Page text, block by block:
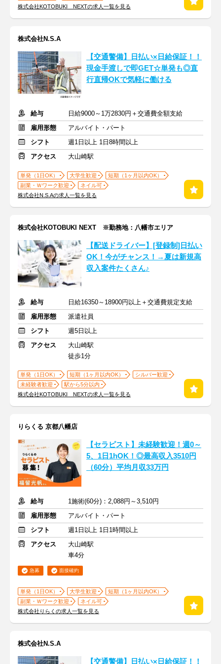
株式会社KOTOBUKI NEXTの求人一覧を見る
株式会社N.S.A
【交通警備】日払い×日給保証！！
現金手渡しで即GET☆単発も◎直
行直帰OKで気軽に働ける
給与
日給9000～1万2830円＋交通費全額支給
雇用形態
アルバイト・パート
シフト
週1日以上 1日8時間以上
アクセス
大山崎駅
単発（1日OK） 大学生歓迎
短期（1ヶ月以内OK）
副業・Ｗワーク歓迎
ネイル可
株式会社N.S.Aの求人一覧を見る
株式会社KOTOBUKI NEXT ※勤務地：八幡市エリア
【配送ドライバー】[登録制]日払い
OK！今がチャンス！→夏は新規高
収入案件たくさん♪
給与
日給16350～18900円以上＋交通費規定支給
雇用形態
派遣社員
シフト
週5日以上
アクセス
大山崎駅
徒歩1分
単発（1日OK） 短期（1ヶ月以内OK）
シルバー歓迎
未経験者歓迎
駅から5分以内
株式会社KOTOBUKI NEXTの求人一覧を見る
りらくる 京都八幡店
【セラピスト】未経験歓迎！週0～
5、1日1hOK！◎最高収入3510円
（60分）平均月収33万円
給与
1施術(60分)：2,088円～3,510円
雇用形態
アルバイト・パート
シフト
週1日以上 1日1時間以上
アクセス
大山崎駅
車4分
急募 面接確約
単発（1日OK） 大学生歓迎
短期（1ヶ月以内OK）
副業・Ｗワーク歓迎
ネイル可
株式会社りらくの求人一覧を見る
株式会社N.S.A
【交通警備】日払い×日給保証！！